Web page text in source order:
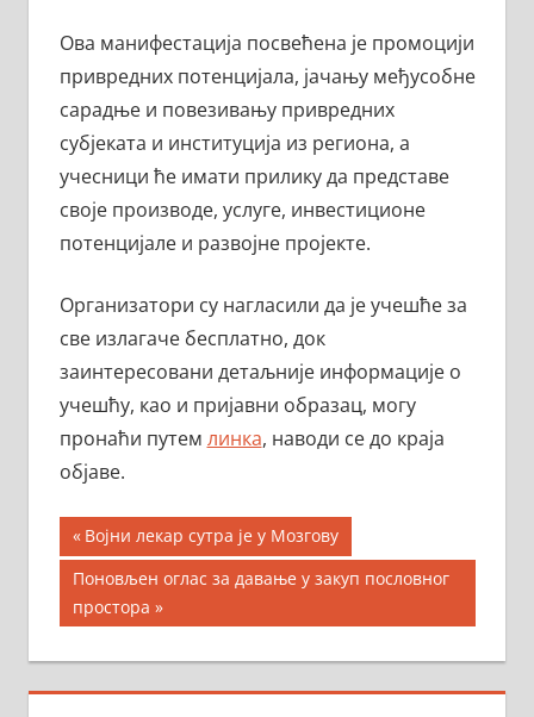
Ова манифестација посвећена је промоцији
привредних потенцијала, јачању међусобне
сарадње и повезивању привредних
субјеката и институција из региона, а
учесници ће имати прилику да представе
своје производе, услуге, инвестиционе
потенцијале и развојне пројекте.
Организатори су нагласили да је учешће за
све излагаче бесплатно, док
заинтересовани детаљније информације о
учешћу, као и пријавни образац, могу
пронаћи путем линка, наводи се до краја
објаве.
Кретање
чланка
Previous
Post:
Војни лекар сутра је у Мозгову
Next
Post:
Поновљен оглас за давање у закуп пословног
простора